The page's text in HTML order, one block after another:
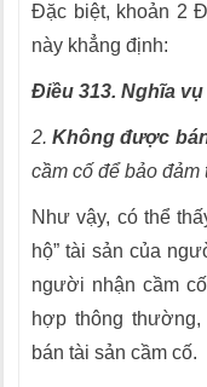
Đặc biệt, khoản 2
này khẳng định:
Điều 313. Nghĩa
2.Không được
cầm cố để bảo
Như vậy, có thể
hộ” tài sản của
người nhận cầm
hợp thông
bán tài sản cầm cố.